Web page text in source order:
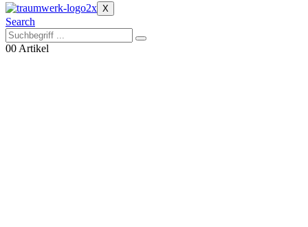
X
Search
00 Artikel